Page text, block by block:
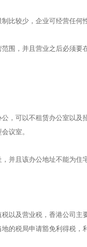
较少，企业可经营任何性
，并且营业之后必须要
可以不租赁办公室以及
议室。
且该办公地址不能为住
及营业税，香港公司主
的税局申请豁免利得税